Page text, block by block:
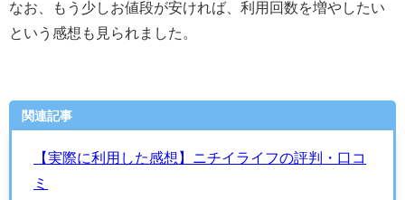
なお、もう少しお値段が安ければ、利用回数を増やしたい
という感想も見られました。
関連記事
【実際に利用した感想】ニチイライフの評判・口コ
ミ